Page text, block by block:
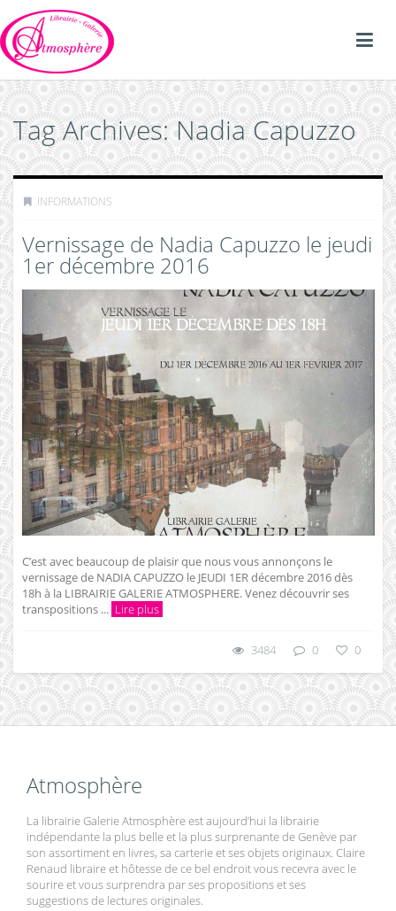
Tag Archives: Nadia Capuzzo
INFORMATIONS
Vernissage de Nadia Capuzzo le jeudi
1er décembre 2016
C’est avec beaucoup de plaisir que nous vous annonçons le
vernissage de NADIA CAPUZZO le JEUDI 1ER décembre 2016 dès
18h à la LIBRAIRIE GALERIE ATMOSPHERE. Venez découvrir ses
transpositions ... Lire plus
3484 0 0
Atmosphère
La librairie Galerie Atmosphère est aujourd’hui la librairie
indépendante la plus belle et la plus surprenante de Genève par
son assortiment en livres, sa carterie et ses objets originaux. Claire
Renaud libraire et hôtesse de ce bel endroit vous recevra avec le
sourire et vous surprendra par ses propositions et ses
suggestions de lectures originales.